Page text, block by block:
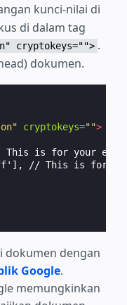
kunci-nilai di
di dalam tag
cryptokeys=""> .
dokumen.
cryptokeys="">
This is for your
// This is for
dokumen dengan
Google.
memungkinkan